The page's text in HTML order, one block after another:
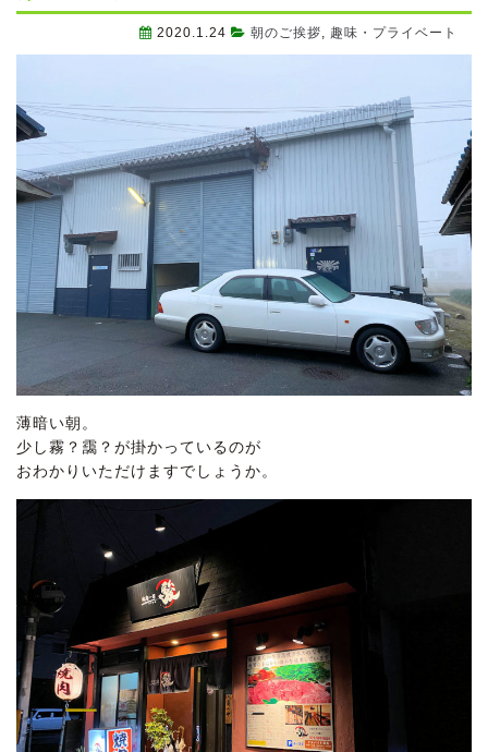
2020.1.24 朝のご挨拶, 趣味・プライベート
薄暗い朝。
少し霧？靄？が掛かっているのが
おわかりいただけますでしょうか。